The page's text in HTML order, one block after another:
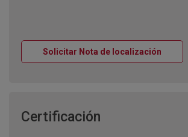
Solicitar Nota de localización
Certificación